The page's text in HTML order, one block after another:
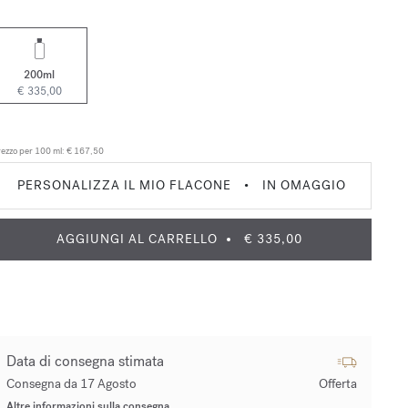
200ml
€ 335,00
per 100 ml: € 167,50
PERSONALIZZA IL MIO FLACONE • IN OMAGGIO
AGGIUNGI AL CARRELLO € 335,00
Data di consegna stimata
Consegna da 17 Agosto Offerta